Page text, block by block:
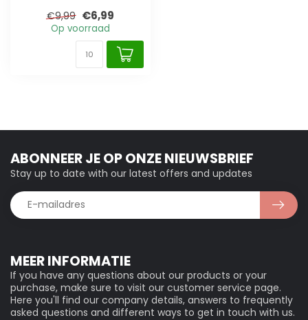
€9,99 €6,99
Op voorraad
MEER INFORMATIE
If you have any questions about our products or your
purchase, make sure to visit our customer service page.
Here you'll find our company details, answers to frequently
asked questions and different ways to get in touch with us.
ABONNEER JE OP ONZE NIEUWSBRIEF
Stay up to date with our latest offers and updates